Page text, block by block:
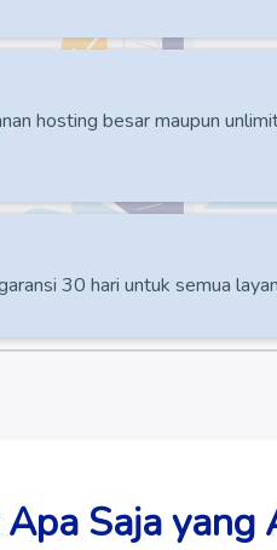
hosting besar maupun
30 hari untuk semua
Saja yang